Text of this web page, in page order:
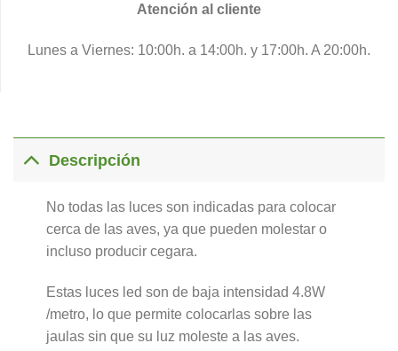
Atención al cliente
Lunes a Viernes: 10:00h. a 14:00h. y 17:00h. A 20:00h.
Descripción
No todas las luces son indicadas para colocar
cerca de las aves, ya que pueden molestar o
incluso producir cegara.
Estas luces led son de baja intensidad 4.8W
/metro, lo que permite colocarlas sobre las
jaulas sin que su luz moleste a las aves.